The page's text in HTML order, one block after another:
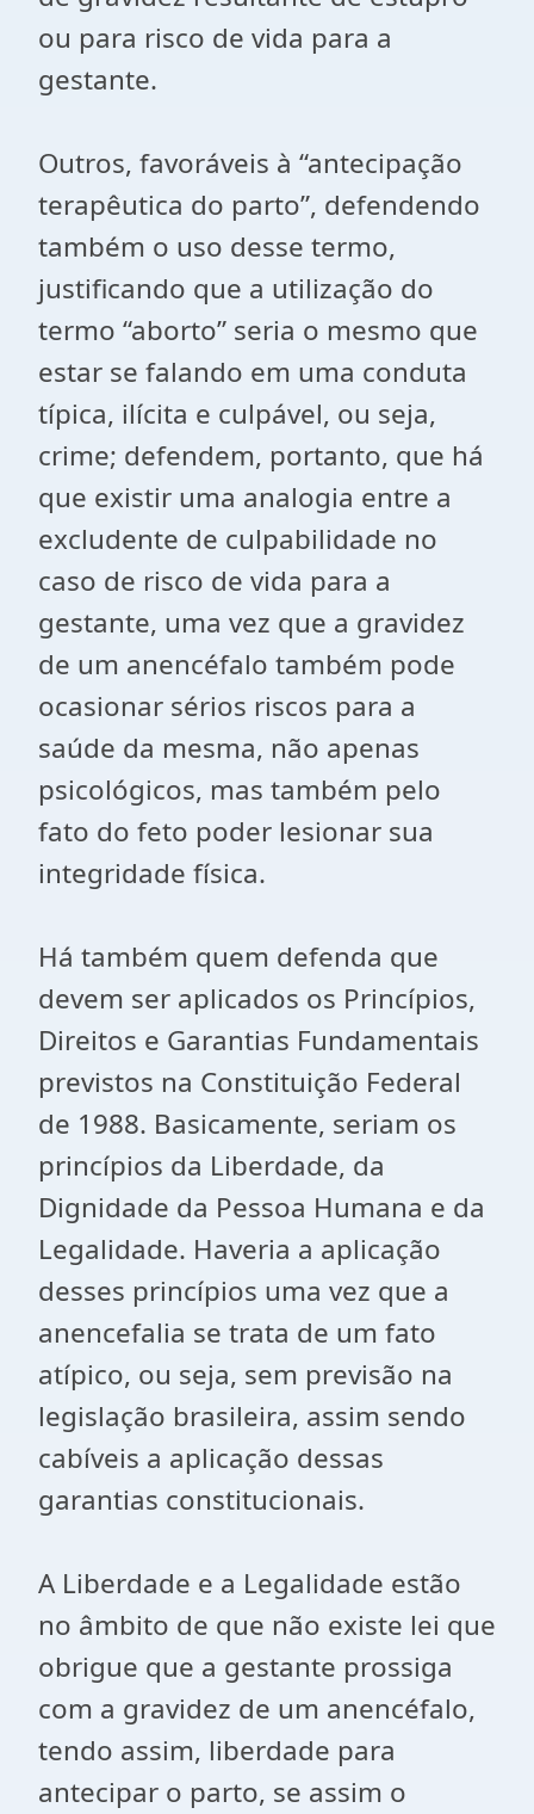
ou para risco de vida para a
gestante.
Outros, favoráveis à “antecipação
terapêutica do parto”, defendendo
também o uso desse termo,
justificando que a utilização do
termo “aborto” seria o mesmo que
estar se falando em uma conduta
típica, ilícita e culpável, ou seja,
crime; defendem, portanto, que há
que existir uma analogia entre a
excludente de culpabilidade no
caso de risco de vida para a
gestante, uma vez que a gravidez
de um anencéfalo também pode
ocasionar sérios riscos para a
saúde da mesma, não apenas
psicológicos, mas também pelo
fato do feto poder lesionar sua
integridade física.
Há também quem defenda que
devem ser aplicados os Princípios,
Direitos e Garantias Fundamentais
previstos na Constituição Federal
de 1988. Basicamente, seriam os
princípios da Liberdade, da
Dignidade da Pessoa Humana e da
Legalidade. Haveria a aplicação
desses princípios uma vez que a
anencefalia se trata de um fato
atípico, ou seja, sem previsão na
legislação brasileira, assim sendo
cabíveis a aplicação dessas
garantias constitucionais.
A Liberdade e a Legalidade estão
no âmbito de que não existe lei que
obrigue que a gestante prossiga
com a gravidez de um anencéfalo,
tendo assim, liberdade para
antecipar o parto, se assim o